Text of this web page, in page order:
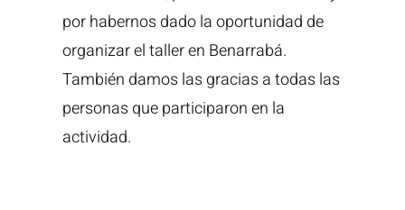
por habernos dado la oportunidad de
organizar el taller en Benarrabá.
También damos las gracias a todas las
personas que participaron en la
actividad.